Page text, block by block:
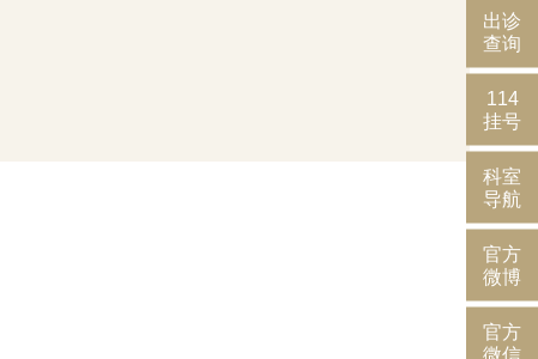
出诊
查询
114
挂号
科室
导航
官方
微博
官方
微信